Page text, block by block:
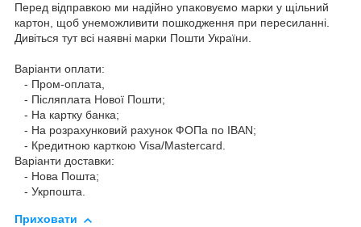
Перед відправкою ми надійно упаковуємо марки у щільний
картон, щоб унеможливити пошкодження при пересиланні.
Дивіться тут всі наявні марки Пошти України.
Варіанти оплати:
- Пром-оплата,
- Післяплата Нової Пошти;
- На картку банка;
- На розрахунковий рахунок ФОПа по IBAN;
- Кредитною карткою Visa/Mastercard.
Варіанти доставки:
- Нова Пошта;
- Укрпошта.
Приховати